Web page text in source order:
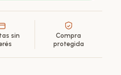
sin
Compra
protegida